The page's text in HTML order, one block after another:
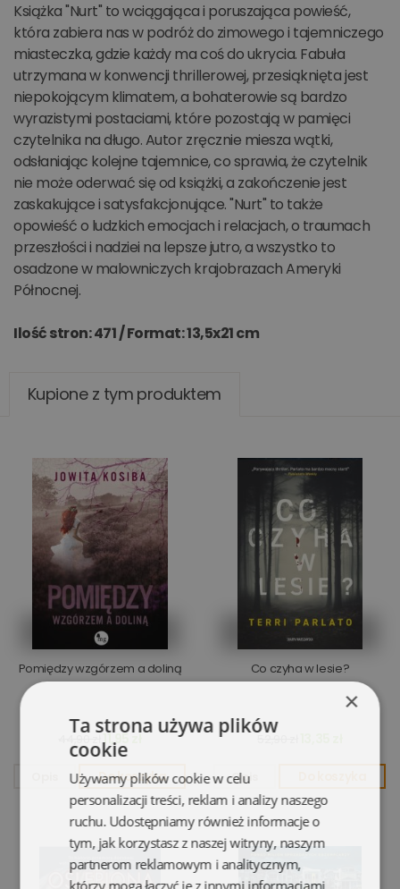
Książka "Nurt" to wciągająca i poruszająca powieść,
która zabiera nas w podróż do zimowego i tajemniczego
miasteczka, gdzie każdy ma coś do ukrycia. Fabuła
utrzymana w konwencji thrillerowej, przesiąknięta jest
niepokojącym klimatem, a bohaterowie są bardzo
wyrazistymi postaciami, które pozostają w pamięci
czytelnika na długo. Autor zręcznie miesza wątki,
odsłaniając kolejne tajemnice, co sprawia, że czytelnik
nie może oderwać się od książki, a zakończenie jest
zaskakujące i satysfakcjonujące. "Nurt" to także
opowieść o ludzkich emocjach i relacjach, o traumach
przeszłości i nadziei na lepsze jutro, a wszystko to
osadzone w malowniczych krajobrazach Ameryki
Północnej.
Ilość stron: 471 /Format: 13,5x21 cm
Kupione z tym produktem
Pomiędzy wzgórzem a doliną
11,95 zł
Do koszyka
Co czyha w lesie?
Opis
×
Ta strona używa plików
cookie
Używamy plików cookie w celu
personalizacji treści, reklam i analizy naszego
ruchu. Udostępniamy również informacje o
tym, jak korzystasz z naszej witryny, naszym
partnerom reklamowym i analitycznym,
którzy mogą łączyć je z innymi informacjami,